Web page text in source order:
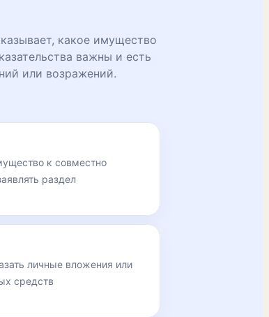
какое имущество
важны и есть
или возражений.
к совместно
раздел
личные вложения или
средств